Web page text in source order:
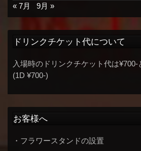
« 7月
9月 »
ドリンクチケット代について
入場時のドリンクチケット代は¥700-
(1D ¥700-)
お客様へ
・フラワースタンドの設置